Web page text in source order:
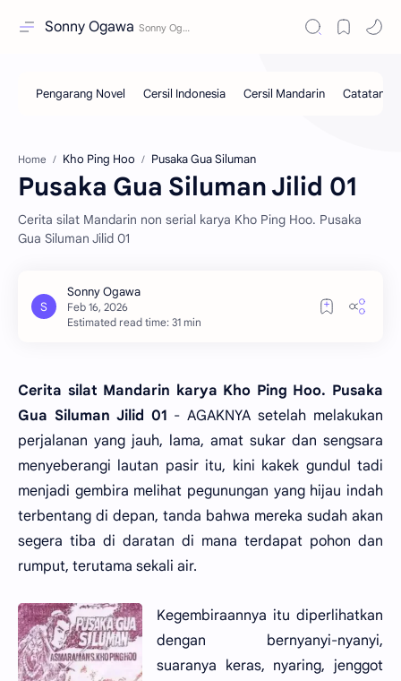
Sonny Ogawa
Home Kho Ping Hoo Pusaka Gua Siluman
Pusaka Gua Siluman Jilid 01
Cerita silat Mandarin non serial karya Kho Ping Hoo. Pusaka
Gua Siluman Jilid 01
Estimated read time: 31 min
Cerita silat Mandarin karya Kho Ping Hoo. Pusaka
Gua Siluman Jilid 01 - AGAKNYA setelah melakukan
perjalanan yang jauh, lama, amat sukar dan sengsara
menyeberangi lautan pasir itu, kini kakek gundul tadi
menjadi gembira melihat pegunungan yang hijau indah
terbentang di depan, tanda bahwa mereka sudah akan
segera tiba di daratan di mana terdapat pohon dan
rumput, terutama sekali air.
Kegembiraannya itu diperlihatkan
dengan bernyanyi-nyanyi,
suaranya keras, nyaring, jenggot